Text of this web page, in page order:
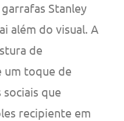
Stanley
além do visual. A
de
um toque de
que
recipiente em